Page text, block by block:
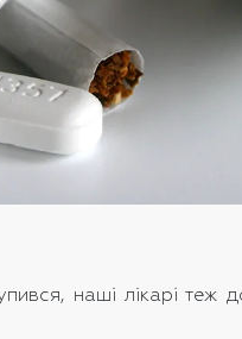
наші лікарі теж